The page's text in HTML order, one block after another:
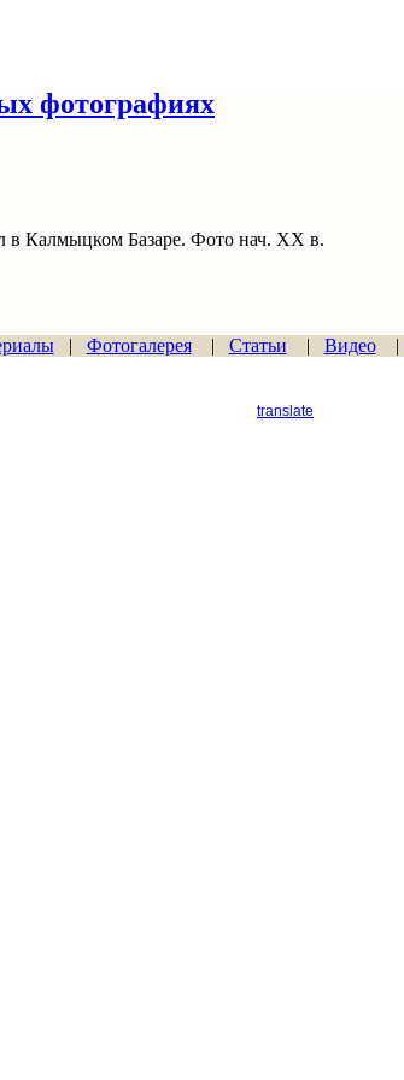
фотографиях
в Калмыцком Базаре. Фото нач. ХХ в.
| Фотогалерея| Статьи | Видео|
translate